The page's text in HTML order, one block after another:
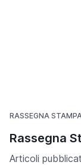
RASSEGNA
Rassegna
Articoli